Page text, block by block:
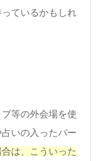
ているかもしれ
等の外会場を使
いの入ったパー
は、こういった